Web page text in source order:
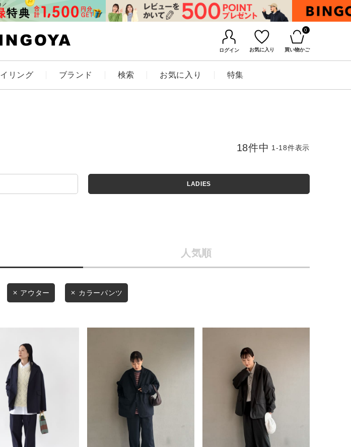
ログイン お気に入り
0
買い物かご
リング ブランド 検索 お気に入り 特集
リから探す
ドから探す
比べ可能商品から探す
会社概要
らせ・ご利用ガイド
せ
ガイド
トラッピング
合わせ
無料公式アプリダウンロード
価格
セール価格
在庫
在庫なし含む
で絞り込む
LADIES
人気順
18件中 1-18件表示
アウター カラーパンツ